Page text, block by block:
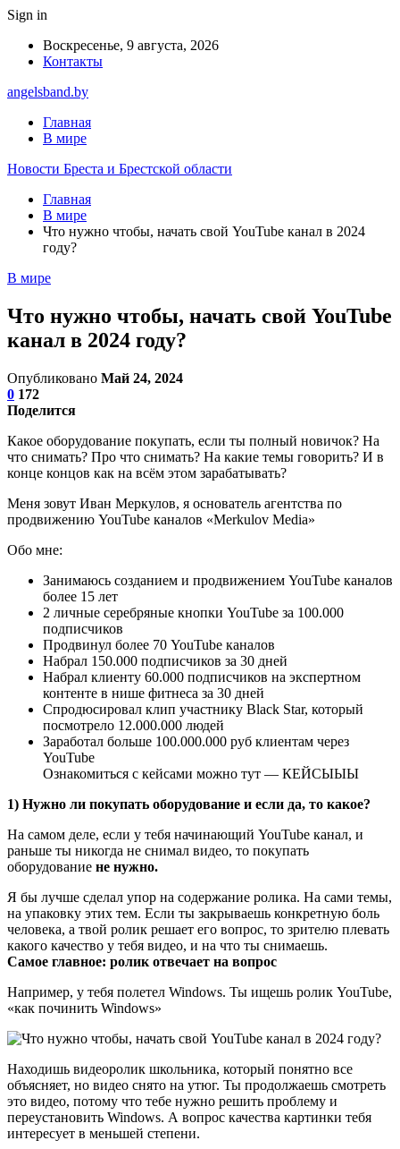
Sign in
Воскресенье, 9 августа, 2026
Контакты
angelsband.by
Главная
В мире
Новости Бреста и Брестской области
Главная
В мире
Что нужно чтобы, начать свой YouTube канал в 2024
году?
В мире
Что нужно чтобы, начать свой YouTube
канал в 2024 году?
Опубликовано Май 24, 2024
0 172
Поделится
Какое оборудование покупать, если ты полный новичок? На
что снимать? Про что снимать? На какие темы говорить? И в
конце концов как на всём этом зарабатывать?
Меня зовут Иван Меркулов, я основатель агентства по
продвижению YouTube каналов «Merkulov Media»
Обо мне:
Занимаюсь созданием и продвижением YouTube каналов
более 15 лет
2 личные серебряные кнопки YouTube за 100.000
подписчиков
Продвинул более 70 YouTube каналов
Набрал 150.000 подписчиков за 30 дней
Набрал клиенту 60.000 подписчиков на экспертном
контенте в нише фитнеса за 30 дней
Спродюсировал клип участнику Black Star, который
посмотрело 12.000.000 людей
Заработал больше 100.000.000 руб клиентам через
YouTube
Ознакомиться с кейсами можно тут — КЕЙСЫЫЫ
1) Нужно ли покупать оборудование и если да, то какое?
На самом деле, если у тебя начинающий YouTube канал, и
раньше ты никогда не снимал видео, то покупать
оборудование не нужно.
Я бы лучше сделал упор на содержание ролика. На сами темы,
на упаковку этих тем. Если ты закрываешь конкретную боль
человека, а твой ролик решает его вопрос, то зрителю плевать
какого качество у тебя видео, и на что ты снимаешь.
Самое главное: ролик отвечает на вопрос
Например, у тебя полетел Windows. Ты ищешь ролик YouTube,
«как починить Windows»
Находишь видеоролик школьника, который понятно все
объясняет, но видео снято на утюг. Ты продолжаешь смотреть
это видео, потому что тебе нужно решить проблему и
переустановить Windows. А вопрос качества картинки тебя
интересует в меньшей степени.